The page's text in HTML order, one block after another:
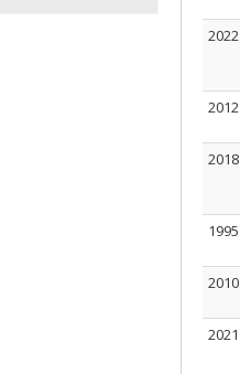
2022
2012
2018
1995
2010
2021